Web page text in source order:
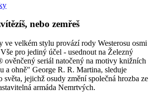
nebo zemřeš
velkém stylu provází rody Westerosu osmi
pro jediný účel - usednout na Železný
ověnčený seriál natočený na motivy knižních
a ohně" George R. R. Martina, sleduje
světa, jejichž osudy změní společná hrozba ze
armáda Nemrtvých.